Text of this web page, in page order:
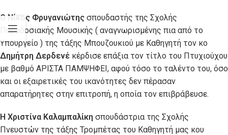
Ο Νίκος Φρυγανιώτης σπουδαστής της Σχολής
Παραδοσιακής Μουσικής ( αναγνωρισμένης πια από το
Υπουργείο ) της τάξης Μπουζουκιού με Καθηγητή τον κο
Δημήτρη Δερδενέ κέρδισε επάξια τον τίτλο του Πτυχιούχου
με βαθμό ΑΡΙΣΤΑ ΠΑΜΨΗΦΕΙ, αφού τόσο το ταλέντο του, όσο
και οι εξαιρετικές του ικανότητες δεν πέρασαν
απαρατήρητες στην επιτροπή, η οποία τον επιβράβευσε.
Η Χριστίνα Καλαμπαλίκη σπουδάστρια της Σχολής
Πνευστών της τάξης Τρομπέτας του Καθηγητή μας κου